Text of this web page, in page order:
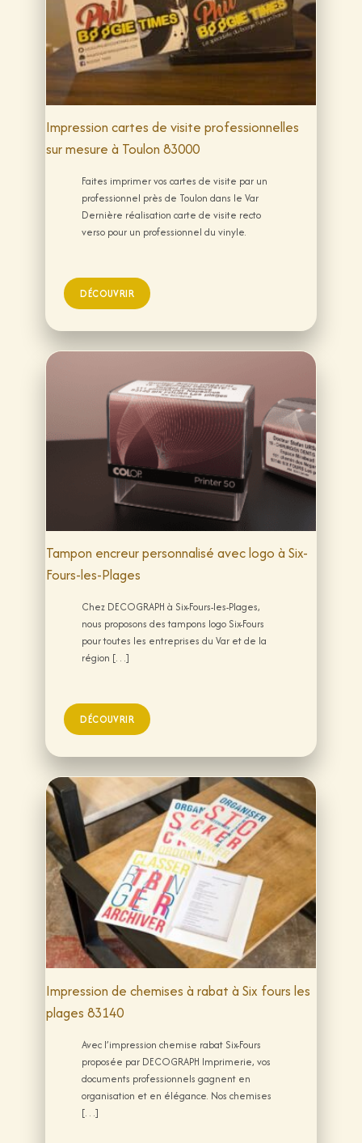
Impression cartes de visite professionnelles
sur mesure à Toulon 83000
Faites imprimer vos cartes de visite par un
professionnel près de Toulon dans le Var
Dernière réalisation carte de visite recto
verso pour un professionnel du vinyle.
Tampon encreur personnalisé avec logo à Six-
Fours-les-Plages
Chez DECOGRAPH à Six-Fours-les-Plages,
nous proposons des tampons logo Six-Fours
pour toutes les entreprises du Var et de la
région […]
Impression de chemises à rabat à Six fours les
plages 83140
Avec l’impression chemise rabat Six-Fours
proposée par DECOGRAPH Imprimerie, vos
documents professionnels gagnent en
organisation et en élégance. Nos chemises
[…]